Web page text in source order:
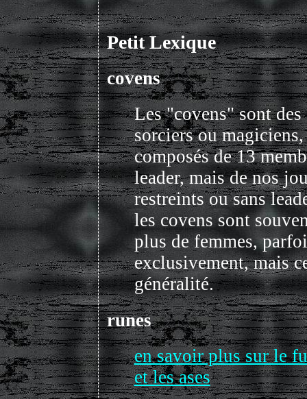
Petit Lexique
covens
Les "covens" sont des
sorciers ou
composés de 13
leader, mais de nos
restreints ou sans
les covens sont
plus de femmes,
exclusivement, mais
généralité.
runes
en savoir plus sur le
et les ases